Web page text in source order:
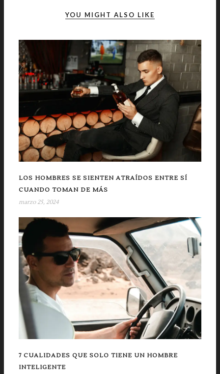
YOU MIGHT ALSO LIKE
LOS HOMBRES SE SIENTEN ATRAÍDOS ENTRE SÍ
CUANDO TOMAN DE MÁS
marzo 25, 2024
7 CUALIDADES QUE SOLO TIENE UN HOMBRE
INTELIGENTE